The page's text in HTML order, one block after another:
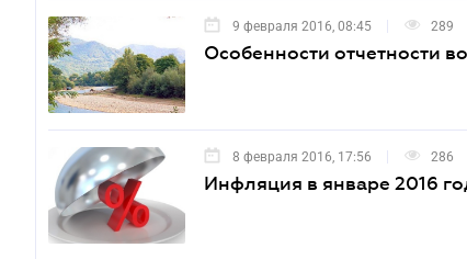
9 февраля 2016, 08:45 289
Особенности отчетности
8 февраля 2016, 17:56 286
Инфляция в январе 2016